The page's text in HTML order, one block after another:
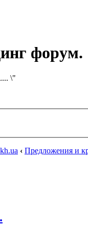
форум.
\"
‹ Предложения и